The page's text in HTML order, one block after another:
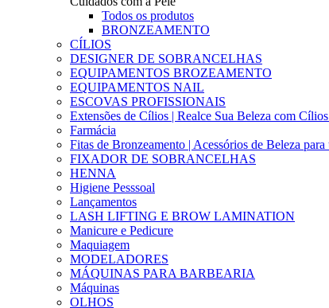
Todos os produtos
BRONZEAMENTO
CÍLIOS
DESIGNER DE SOBRANCELHAS
EQUIPAMENTOS BROZEAMENTO
EQUIPAMENTOS NAIL
ESCOVAS PROFISSIONAIS
Extensões de Cílios | Realce Sua Beleza com
Farmácia
Fitas de Bronzeamento | Acessórios de Beleza
FIXADOR DE SOBRANCELHAS
HENNA
Higiene Pesssoal
Lançamentos
LASH LIFTING E BROW LAMINATION
Manicure e Pedicure
Maquiagem
MODELADORES
MÁQUINAS PARA BARBEARIA
Máquinas
OLHOS